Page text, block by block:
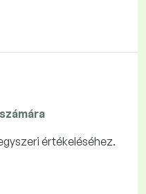
értékeléséhez.